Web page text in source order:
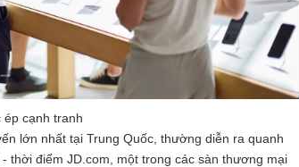
cạnh tranh
lớn nhất tại Trung Quốc, thường diễn ra quanh
thời điểm JD.com, một trong các sàn thương mại